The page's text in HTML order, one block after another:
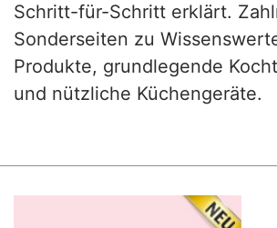
Schritt-für-Schritt erklärt.
Sonderseiten zu
Produkte, grundlegende
und nützliche Küchengeräte.